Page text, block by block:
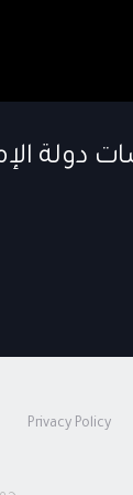
Privacy Policy